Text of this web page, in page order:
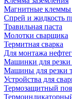
Магнитные клеммы
Спрей и жидкость
Травильная паста
Молотки сварщика
Термитная сварка
Для монтажа
Машинки для резки
Машины для резки
Устройства для
Термозащитный